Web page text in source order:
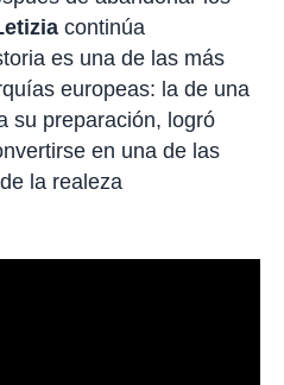
continúa
es una de las más
europeas: la de una
su preparación, logró
en una de las
la realeza